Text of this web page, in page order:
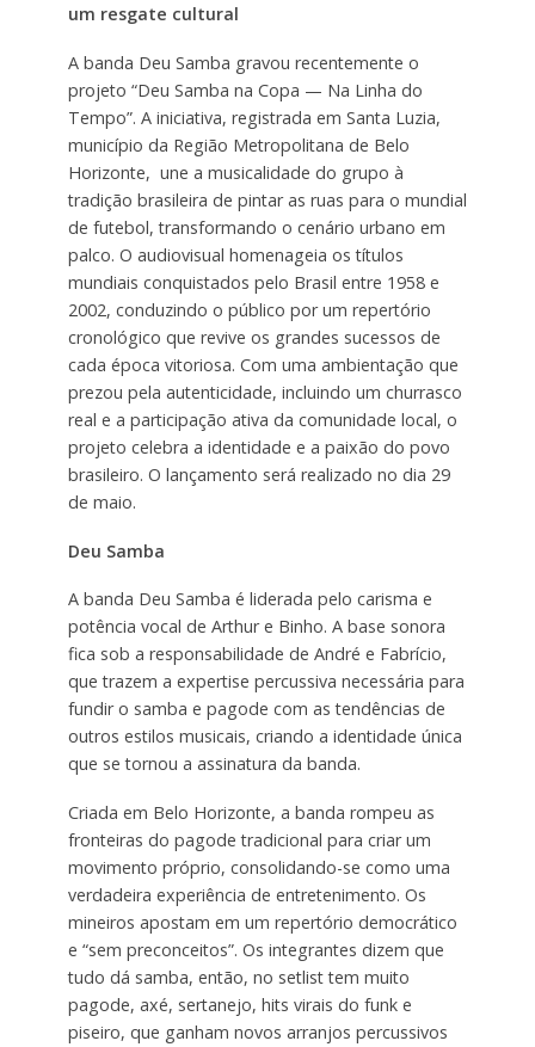
um resgate cultural
A banda Deu Samba gravou recentemente o
projeto “Deu Samba na Copa — Na Linha do
Tempo”. A iniciativa, registrada em Santa Luzia,
município da Região Metropolitana de Belo
Horizonte, une a musicalidade do grupo à
tradição brasileira de pintar as ruas para o mundial
de futebol, transformando o cenário urbano em
palco. O audiovisual homenageia os títulos
mundiais conquistados pelo Brasil entre 1958 e
2002, conduzindo o público por um repertório
cronológico que revive os grandes sucessos de
cada época vitoriosa. Com uma ambientação que
prezou pela autenticidade, incluindo um churrasco
real e a participação ativa da comunidade local, o
projeto celebra a identidade e a paixão do povo
brasileiro. O lançamento será realizado no dia 29
de maio.
Deu Samba
A banda Deu Samba é liderada pelo carisma e
potência vocal de Arthur e Binho. A base sonora
fica sob a responsabilidade de André e Fabrício,
que trazem a expertise percussiva necessária para
fundir o samba e pagode com as tendências de
outros estilos musicais, criando a identidade única
que se tornou a assinatura da banda.
Criada em Belo Horizonte, a banda rompeu as
fronteiras do pagode tradicional para criar um
movimento próprio, consolidando-se como uma
verdadeira experiência de entretenimento. Os
mineiros apostam em um repertório democrático
e “sem preconceitos”. Os integrantes dizem que
tudo dá samba, então, no setlist tem muito
pagode, axé, sertanejo, hits virais do funk e
piseiro, que ganham novos arranjos percussivos